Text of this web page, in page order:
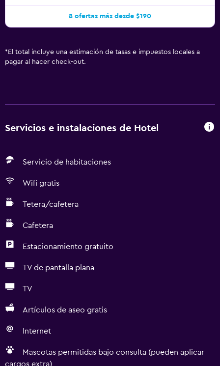
8 ofertas más desde $190
* El total incluye una estimación de tasas e impuestos locales a
pagar al hacer check-out.
Servicios e instalaciones de Hotel
Servicio de habitaciones
Wifi gratis
Tetera/cafetera
Cafetera
Estacionamiento gratuito
TV de pantalla plana
TV
Artículos de aseo gratis
Internet
Mascotas permitidas bajo consulta (pueden aplicar
cargos extra)